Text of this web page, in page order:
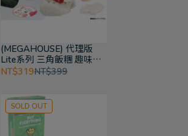
(MEGAHOUSE) 代理版
Lite系列 三角飯糰 趣味拼
圖
NT$319NT$399
SOLD OUT